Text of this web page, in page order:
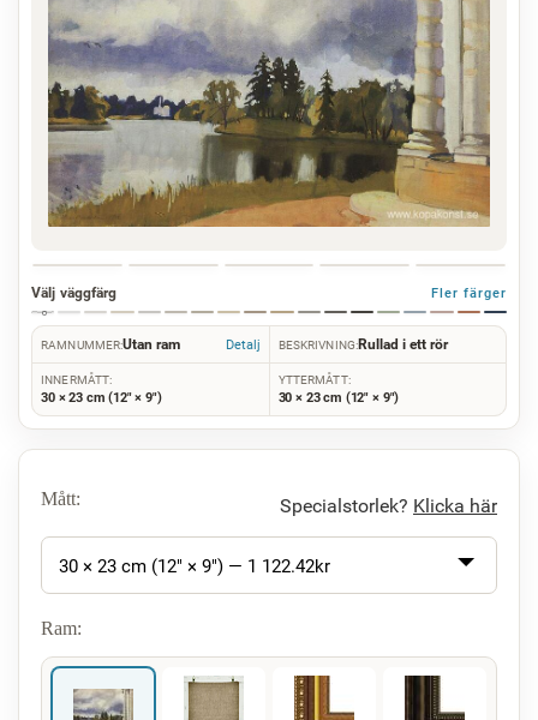
Välj väggfärg Fler färger
RAMNUMMER:Utan ram Detalj BESKRIVNING:Rullad i ett rör
INNERMÅTT:
30 × 23 cm (12" × 9")
YTTERMÅTT:
30 × 23 cm (12" × 9")
Mått: Specialstorlek? Klicka här
30 × 23 cm (12" × 9") — 1 122.42kr
Ram: